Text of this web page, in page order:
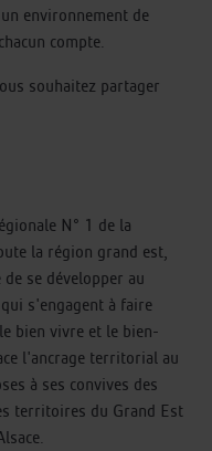
environnement de
compte.
souhaitez partager
N° 1 de la
la région grand est,
se développer au
s'engagent à faire
bien vivre et le bien-
l'ancrage territorial au
à ses convives des
territoires du Grand Est